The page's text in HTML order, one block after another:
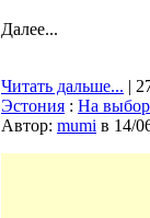
Далее...
Читать дальше... |
Эстония : На
Автор: mumi в 14/